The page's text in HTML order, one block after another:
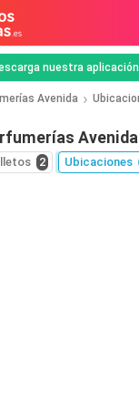
nuestra
Avenida
2 Ubicaciones